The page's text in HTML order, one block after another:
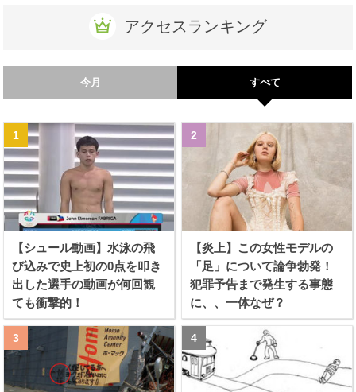
アクセスランキング
今月 すべて
【シュール動画】水泳の飛
び込みで史上初の0点を叩き
出した選手の動画が何回観
ても衝撃的！
【炎上】この女性モデルの
「足」について論争勃発！
犯罪予告まで発生する事態
に、、一体なぜ？